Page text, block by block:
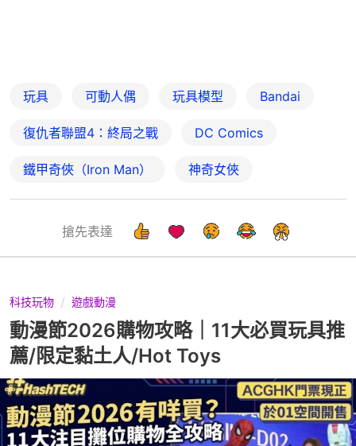
玩具 可動人偶 玩具模型 Bandai
復仇者聯盟4：終局之戰 DC Comics
鐵甲奇俠（Iron Man） 神奇女俠
搶先表達
科技玩物 遊戲動漫
動漫節2026購物攻略｜11大必買玩具推
薦/限定黏土人/Hot Toys